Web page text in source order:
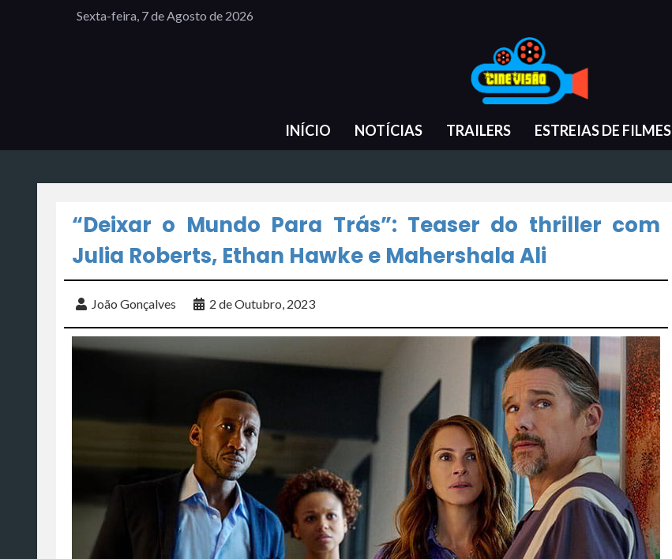
Sexta-feira, 7 de Agosto de 2026
INÍCIO NOTÍCIAS TRAILERS ESTREIAS DE FILMES
“Deixar o Mundo Para Trás”: Teaser do thriller com
Julia Roberts, Ethan Hawke e Mahershala Ali
João Gonçalves 2 de Outubro, 2023